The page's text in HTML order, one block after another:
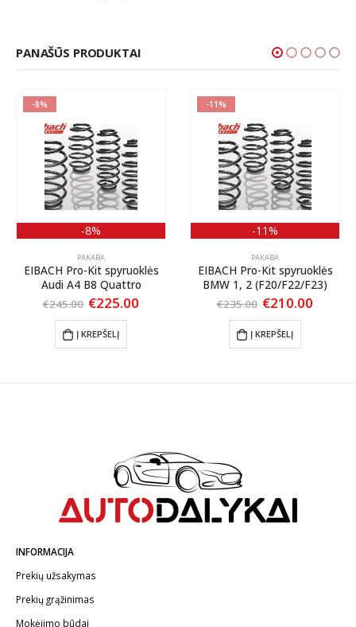
PANAŠŪS PRODUKTAI
-8%
-8%
PAKABA
EIBACH Pro-Kit spyruoklės
Audi A4 B8 Quattro
€245.00 Original
was:
€245.00.
€225.00
Į KREPŠELĮ
-11%
-11%
PAKABA
EIBACH Pro-Kit spyruoklės
BMW 1, 2 (F20/F22/F23)
€235.00 Original
was:
€235.00.
€210.00
Į KREPŠELĮ
INFORMACIJA
Prekių užsakymas
Prekių grąžinimas
Mokėjimo būdai